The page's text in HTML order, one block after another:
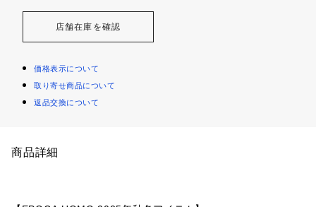
店舗在庫を確認
価格表示について
取り寄せ商品について
返品交換について
商品詳細